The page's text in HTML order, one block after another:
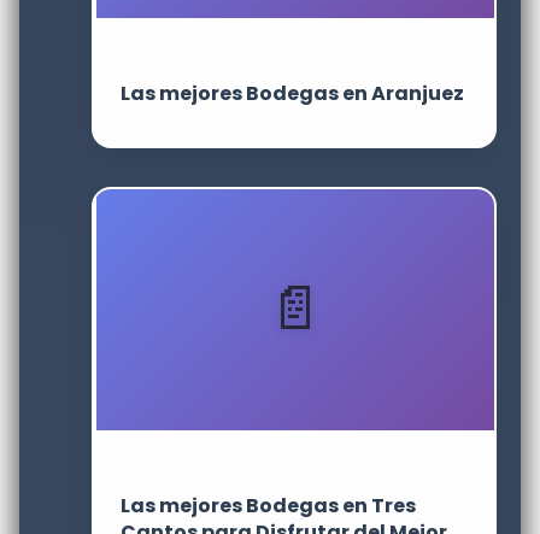
Las mejores Bodegas en Aranjuez
Las mejores Bodegas en Tres